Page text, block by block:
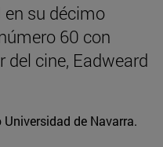
en su décimo
60 con
cine, Eadweard
de Navarra.